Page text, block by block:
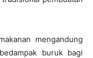
mengandung
buruk bagi